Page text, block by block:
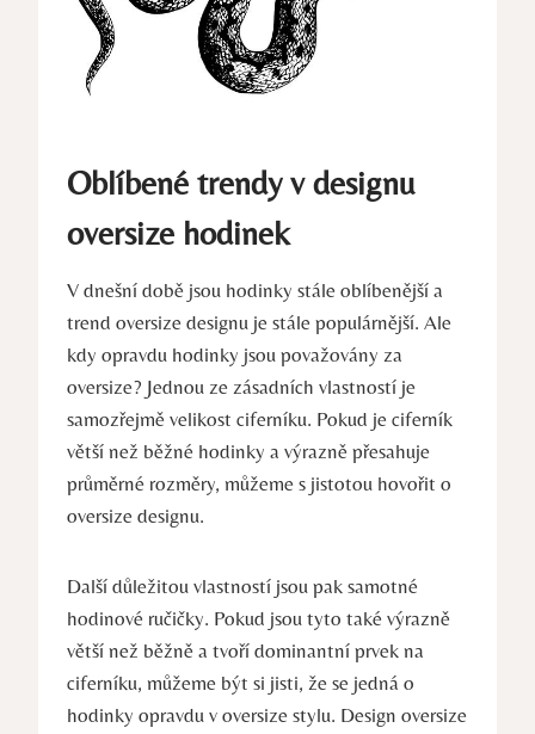
Oblíbené trendy v designu
oversize hodinek
V dnešní době jsou hodinky stále oblíbenější a
trend oversize designu je stále populárnější. Ale
kdy opravdu hodinky jsou považovány za
oversize? Jednou ze zásadních vlastností je
samozřejmě velikost ciferníku. Pokud je ciferník
větší než běžné hodinky a výrazně přesahuje
průměrné rozměry, můžeme s jistotou hovořit o
oversize designu.
Další důležitou vlastností jsou pak samotné
hodinové ručičky. Pokud jsou tyto také výrazně
větší než běžně a tvoří dominantní prvek na
ciferníku, můžeme být si jisti, že se jedná o
hodinky opravdu v oversize stylu. Design oversize